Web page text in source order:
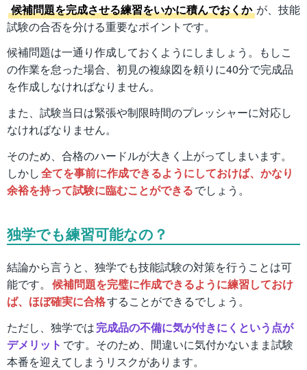
候補問題を完成させる練習をいかに積んでおくか が、技能
試験の合否を分ける重要なポイントです。
候補問題は一通り作成しておくようにしましょう。もしこ
の作業を怠った場合、初見の複線図を頼りに40分で完成品
を作成しなければなりません。
また、試験当日は緊張や制限時間のプレッシャーに対応し
なければなりません。
そのため、合格のハードルが大きく上がってしまいます。
しかし全てを事前に作成できるようにしておけば、かなり
余裕を持って試験に臨むことができるでしょう。
独学でも練習可能なの？
結論から言うと、独学でも技能試験の対策を行うことは可
能です。 候補問題を完璧に作成できるように練習しておけ
ば、ほぼ確実に合格することができるでしょう。
ただし、独学では完成品の不備に気が付きにくという点が
デメリット です。そのため、間違いに気付かないまま試験
本番を迎えてしまうリスクがあります。